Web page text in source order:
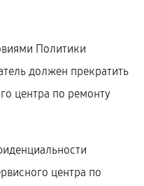
Политики
должен прекратить
центра по ремонту
центра по